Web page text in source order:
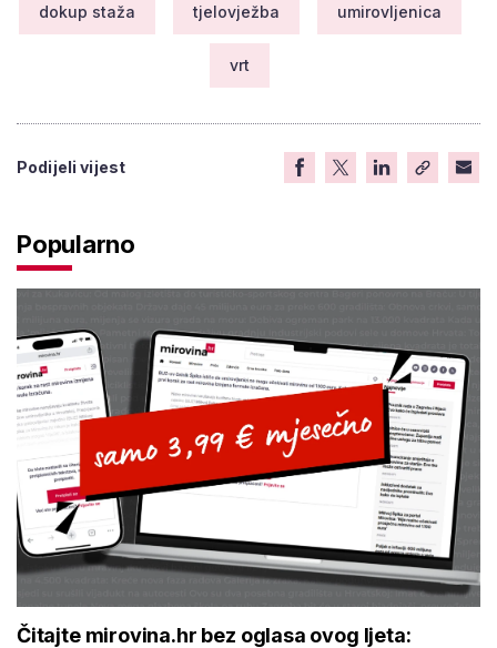
dokup staža tjelovježba umirovljenica
vrt
Podijeli vijest
Popularno
Čitajte mirovina.hr bez oglasa ovog ljeta: